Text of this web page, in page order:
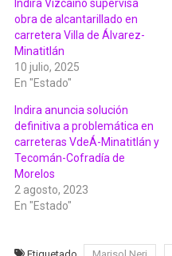
Indira Vizcaíno supervisa
obra de alcantarillado en
carretera Villa de Álvarez-
Minatitlán
10 julio, 2025
En "Estado"
Indira anuncia solución
definitiva a problemática en
carreteras VdeÁ-Minatitlán y
Tecomán-Cofradía de
Morelos
2 agosto, 2023
En "Estado"